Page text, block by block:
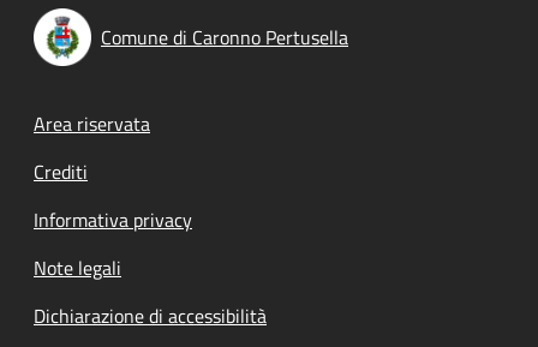
Comune di Caronno Pertusella
Footer menu
Area riservata
Crediti
Informativa privacy
Note legali
Dichiarazione di accessibilità